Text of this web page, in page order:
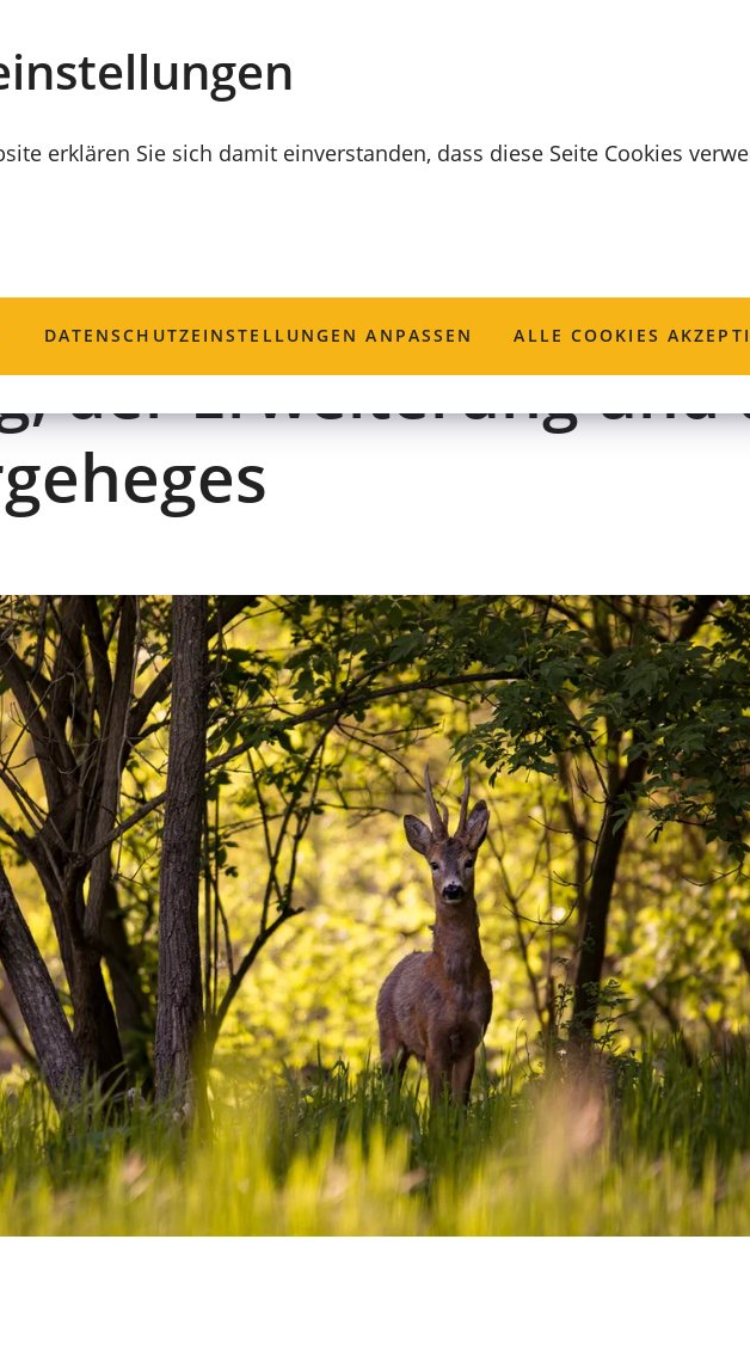
erklären Sie sich damit einverstanden, dass diese Seite Cookies
DATENSCHUTZ­EINSTELLUNGEN ANPASSEN ALLE COOKIES
Wildhaltung;
der Erweiterung und